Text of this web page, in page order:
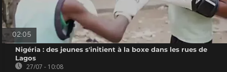
02:05
Nigéria : des jeunes s'initient à la boxe dans les rues de
Lagos
27/07 - 10:08